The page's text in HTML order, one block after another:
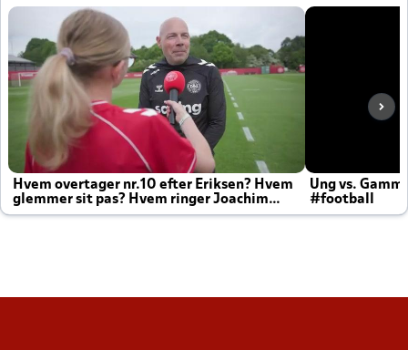
Hvem overtager nr.10 efter Eriksen? Hvem
glemmer sit pas? Hvem ringer Joachim
altid til efter kampe?
Ung vs.
#football